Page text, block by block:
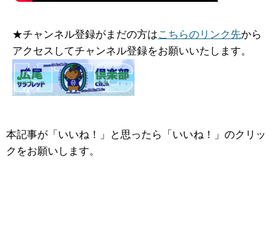
★チャンネル登録がまだの方はこちらのリンク先から
アクセスしてチャンネル登録をお願いいたします。
本記事が「いいね！」と思ったら「いいね！」のクリッ
クをお願いします。